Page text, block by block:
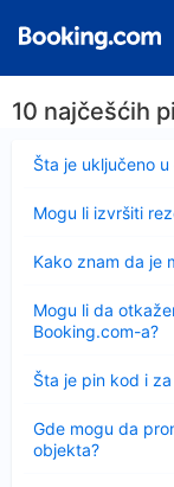
10 najčešćih
Šta je uključeno u
Sažeto
Mogu li izvršiti
Kako znam da je
Mogu li da
Booking.com-a?
Šta je pin kod i
Sažeto
Gde mogu da
objekta?